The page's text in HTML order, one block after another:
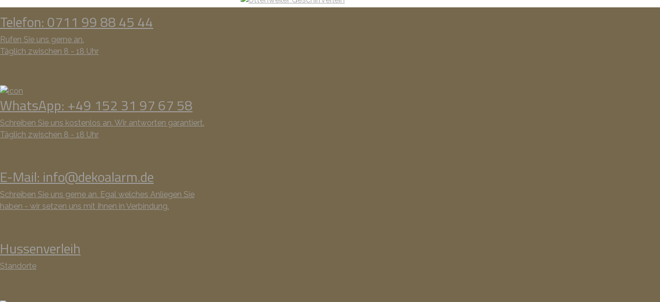
Telefon: 0711 99 88 45 44
Rufen Sie uns gerne an.
Täglich zwischen 8 - 18 Uhr
WhatsApp: +49 152 31 97 67 58
Schreiben Sie uns kostenlos an. Wir antworten garantiert.
Täglich zwischen 8 - 18 Uhr
E-Mail: info@dekoalarm.de
Schreiben Sie uns gerne an. Egal welches Anliegen Sie
haben - wir setzen uns mit Ihnen in Verbindung.
Hussenverleih
Standorte